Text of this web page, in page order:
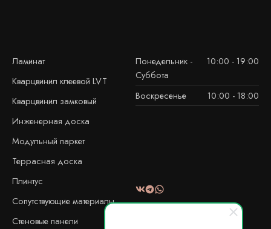
Ламинат
Кварцвинил клеевой LVT
Кварцвинил замковый
Инженерная доска
Модульный паркет
Террасная доска
Плинтус
Сопутствующие материалы
Стеновые панели
Понедельник -
Суббота
10:00 - 19:00
Воскресенье 10:00 - 18:00